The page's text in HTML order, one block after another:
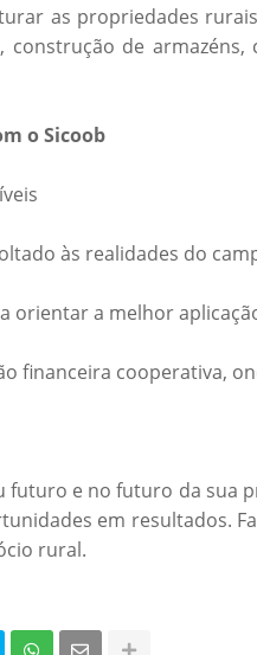
as propriedades
construção de
o Sicoob
às realidades do
orientar a melhor
financeira cooperativa,
futuro e no futuro da sua
em resultados.
rural.